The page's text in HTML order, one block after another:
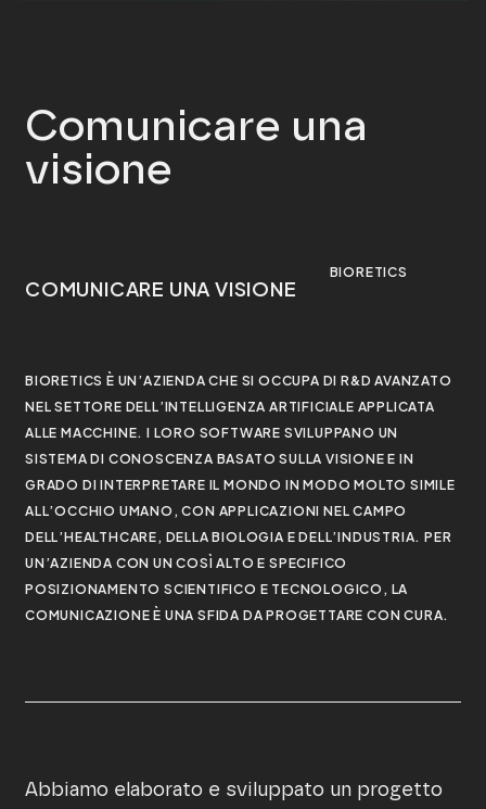
Comunicare una
visione
COMUNICARE UNA VISIONE
BIORETICS
BIORETICS È UN’AZIENDA CHE SI OCCUPA DI R&D AVANZATO
NEL SETTORE DELL’INTELLIGENZA ARTIFICIALE APPLICATA
ALLE MACCHINE. I LORO SOFTWARE SVILUPPANO UN
SISTEMA DI CONOSCENZA BASATO SULLA VISIONE E IN
GRADO DI INTERPRETARE IL MONDO IN MODO MOLTO SIMILE
ALL’OCCHIO UMANO, CON APPLICAZIONI NEL CAMPO
DELL’HEALTHCARE, DELLA BIOLOGIA E DELL’INDUSTRIA. PER
UN’AZIENDA CON UN COSÌ ALTO E SPECIFICO
POSIZIONAMENTO SCIENTIFICO E TECNOLOGICO, LA
COMUNICAZIONE È UNA SFIDA DA PROGETTARE CON CURA.
Abbiamo elaborato e sviluppato un progetto